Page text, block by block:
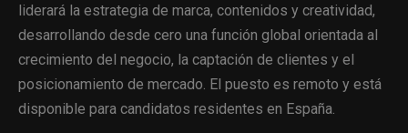
liderará la estrategia de marca, contenidos y creatividad,
desarrollando desde cero una función global orientada al
crecimiento del negocio, la captación de clientes y el
posicionamiento de mercado. El puesto es remoto y está
disponible para candidatos residentes en España.